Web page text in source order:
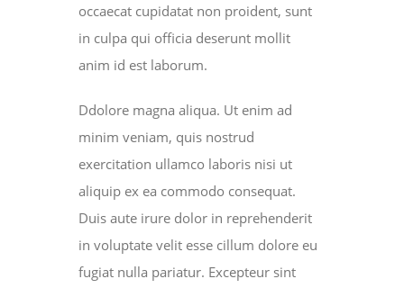
occaecat cupidatat non proident, sunt
in culpa qui officia deserunt mollit
anim id est laborum.
Ddolore magna aliqua. Ut enim ad
minim veniam, quis nostrud
exercitation ullamco laboris nisi ut
aliquip ex ea commodo consequat.
Duis aute irure dolor in reprehenderit
in voluptate velit esse cillum dolore eu
fugiat nulla pariatur. Excepteur sint